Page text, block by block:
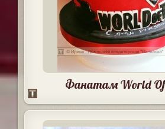
Фанатам World Of